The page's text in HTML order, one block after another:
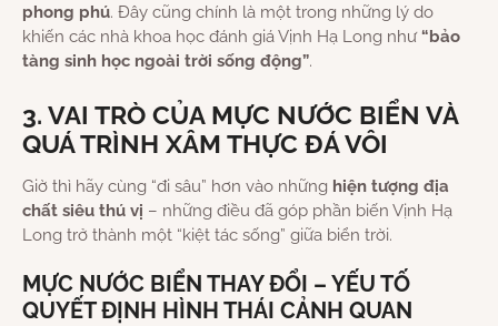
phong phú. Đây cũng chính là một trong những lý do
khiến các nhà khoa học đánh giá Vịnh Hạ Long như“bảo
tàng sinh học ngoài trời sống động”.
3. VAI TRÒ CỦA MỰC NƯỚC BIỂN VÀ
QUÁ TRÌNH XÂM THỰC ĐÁ VÔI
Giờ thì hãy cùng “đi sâu” hơn vào những hiện tượng địa
chất siêu thú vị – những điều đã góp phần biến Vịnh Hạ
Long trở thành một “kiệt tác sống” giữa biển trời.
MỰC NƯỚC BIỂN THAY ĐỔI – YẾU TỐ
QUYẾT ĐỊNH HÌNH THÁI CẢNH QUAN